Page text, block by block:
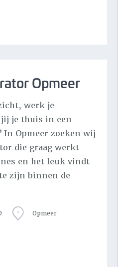
Opmeer
werk je
je thuis in een
In Opmeer zoeken wij
die graag werkt
en het leuk vindt
zijn binnen de
Opmeer